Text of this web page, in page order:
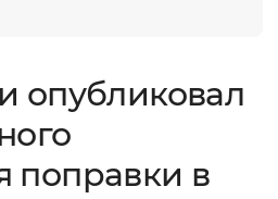
опубликовал
поправки в